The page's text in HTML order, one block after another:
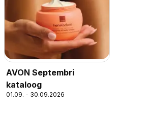
AVON Septembri
kataloog
01.09. - 30.09.2026